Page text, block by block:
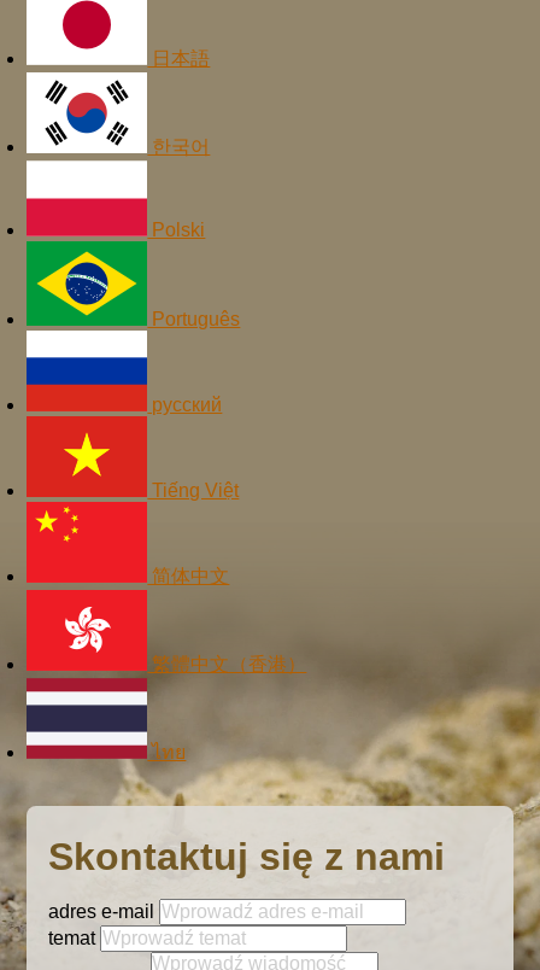
日本語
한국어
Polski
Português
русский
Tiếng Việt
简体中文
繁體中文（香港）
ไทย
Skontaktuj się z nami
adres e-mail
temat